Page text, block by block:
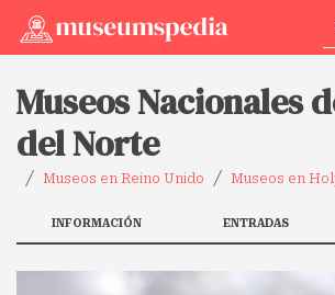
Museos Nacionales
del Norte
Museos en Reino Unido Museos en
INFORMACIÓN ENTRADAS